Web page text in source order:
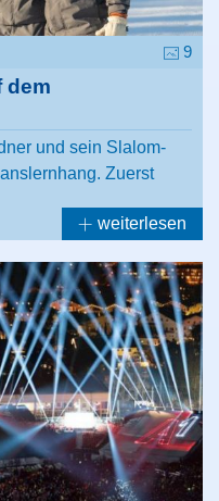
9
dem
und sein Slalom-
Zuerst
weiterlesen